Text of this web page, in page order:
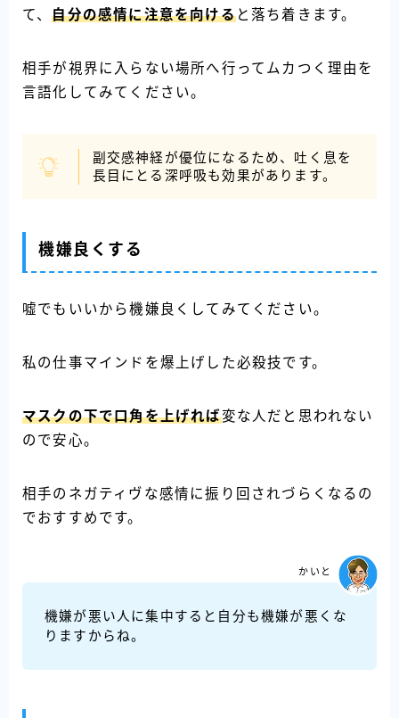
て、自分の感情に注意を向けると落ち着きます。
相手が視界に入らない場所へ行ってムカつく理由を
言語化してみてください。
副交感神経が優位になるため、吐く息を
長目にとる深呼吸も効果があります。
機嫌良くする
嘘でもいいから機嫌良くしてみてください。
私の仕事マインドを爆上げした必殺技です。
マスクの下で口角を上げれば変な人だと思われない
ので安心。
相手のネガティヴな感情に振り回されづらくなるの
でおすすめです。
機嫌が悪い人に集中すると自分も機嫌が悪くな
りますからね。
かいと